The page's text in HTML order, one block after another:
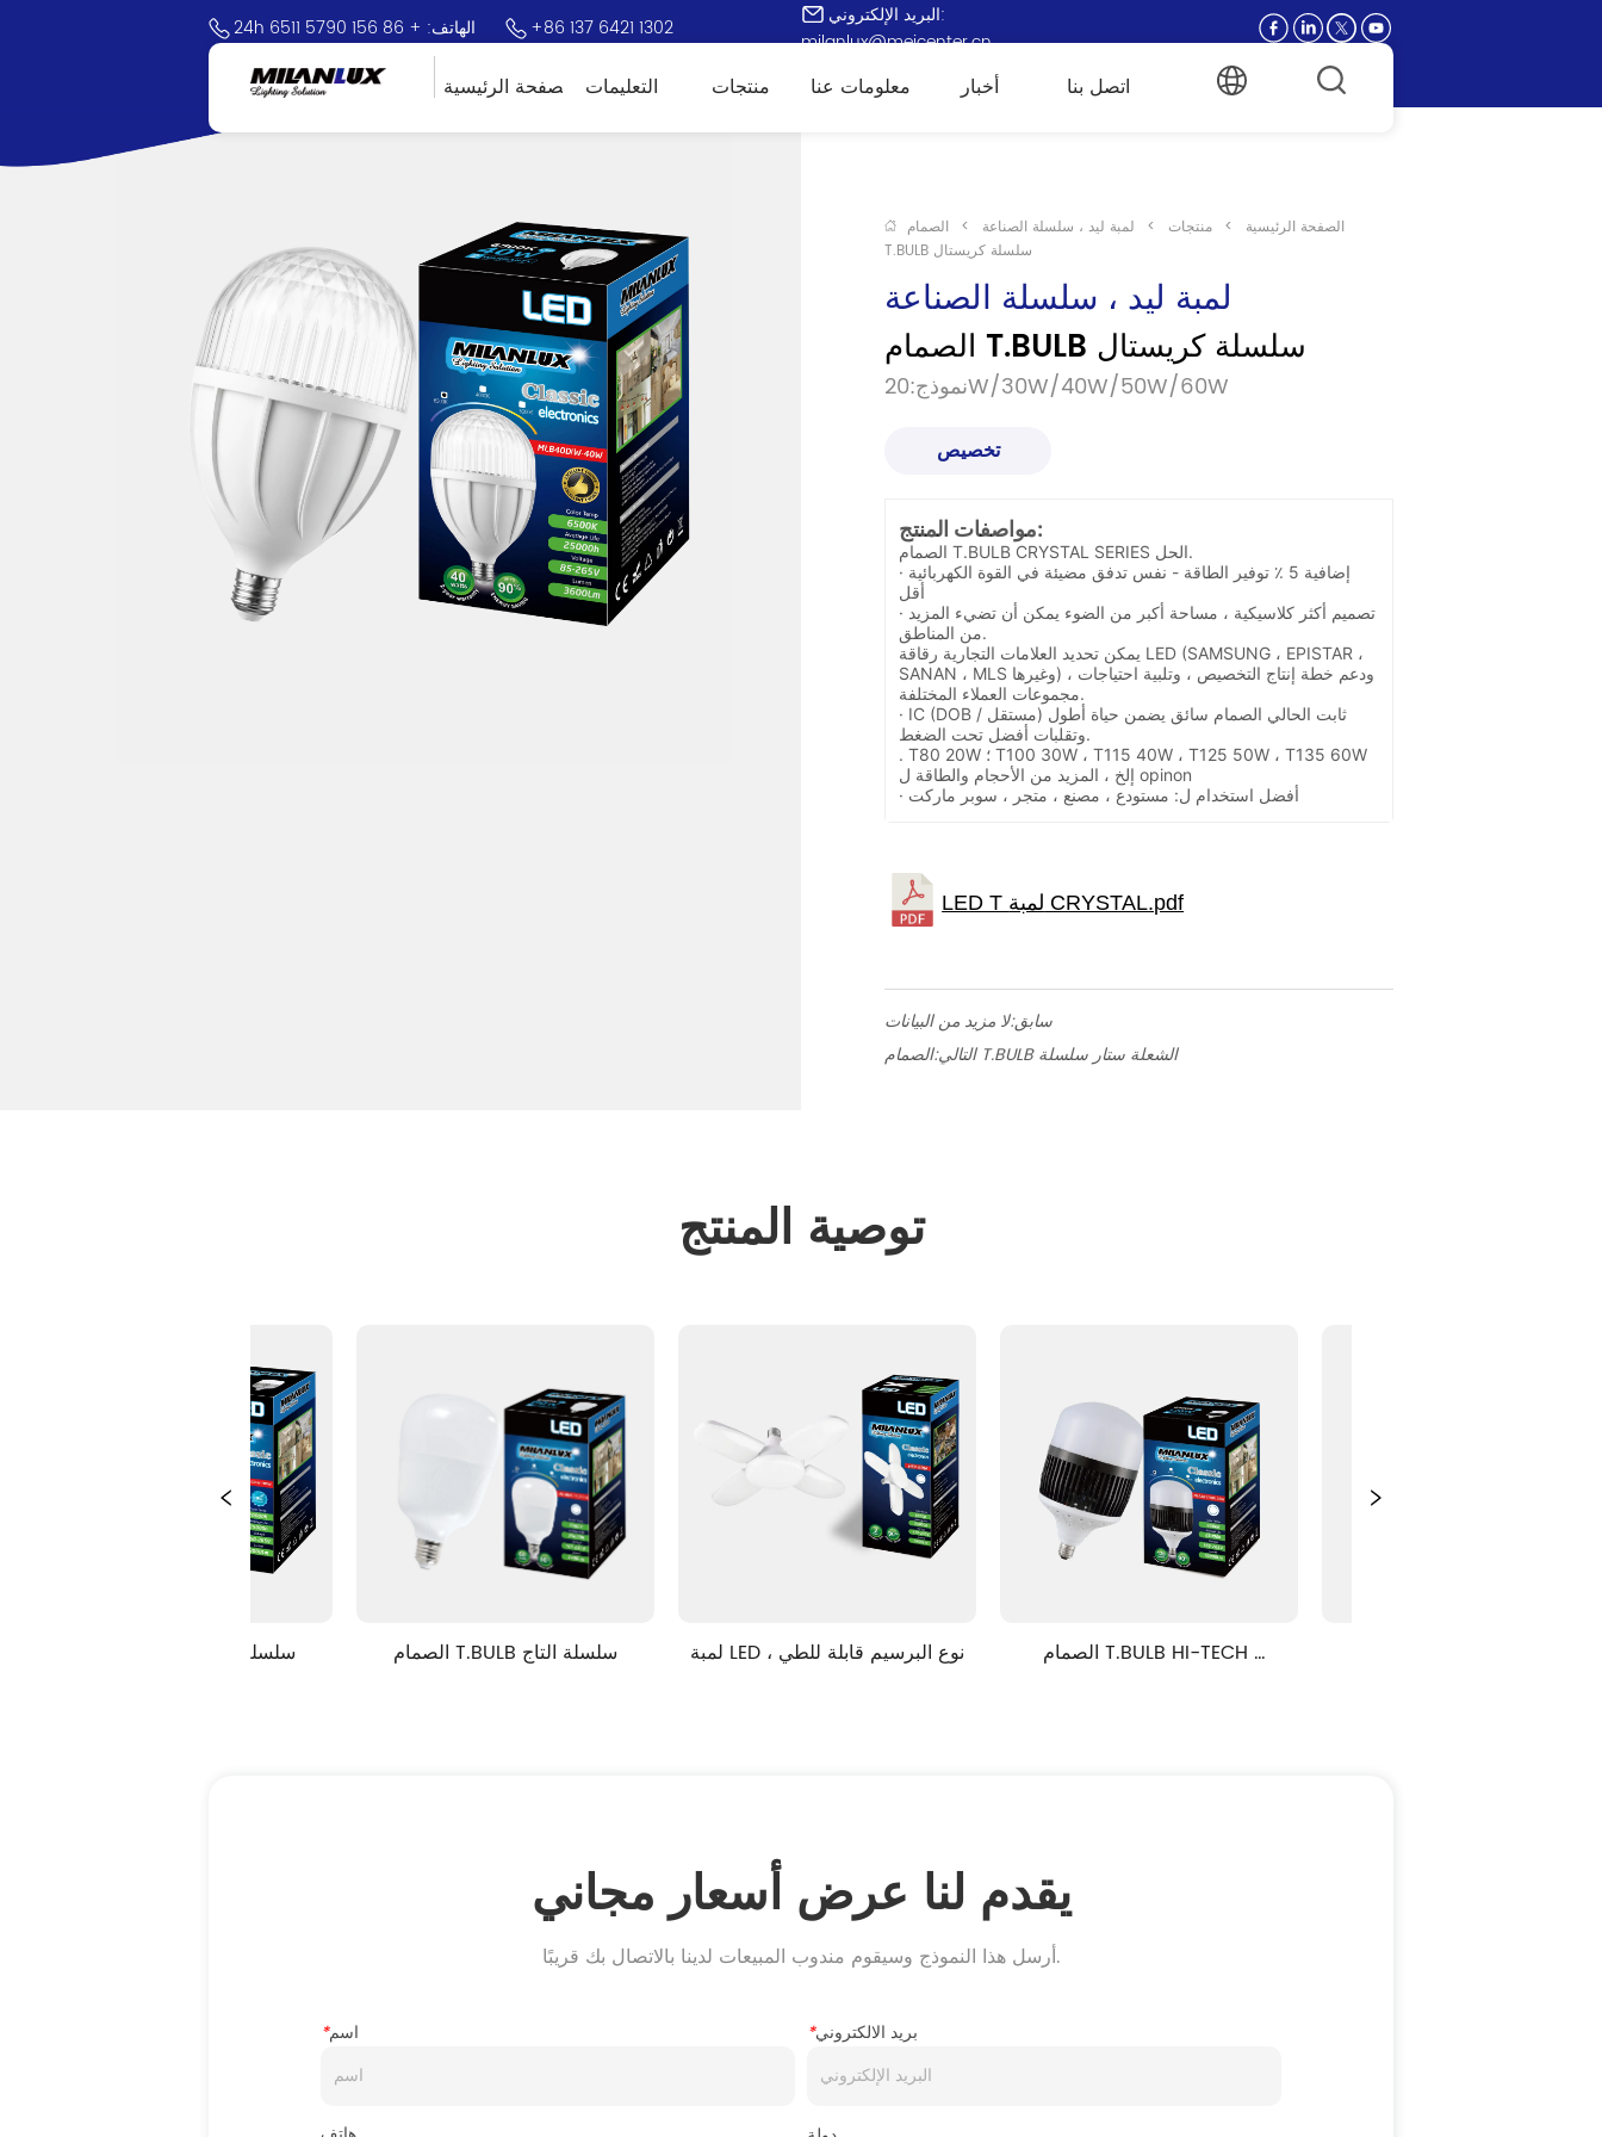
24h الهاتف: + 86 156 5790 6511 +86 137 6421 1302
البريد الإلكتروني:
milanlux@meicenter.cn
الصفحة الرئيسية التعليمات منتجات معلومات عنا أخبار اتصل بنا
الصفحة الرئيسية > منتجات > لمبة ليد ، سلسلة الصناعة >
الصمام
T.BULB سلسلة كريستال
لمبة ليد ، سلسلة الصناعة
الصمام T.BULB سلسلة كريستال
نموذج:20W/30W/40W/50W/60W
تخصيص
مواصفات المنتج:
الصمام T.BULB CRYSTAL SERIES الحل.
· إضافية 5 ٪ توفير الطاقة - نفس تدفق مضيئة في القوة الكهربائية
أقل
· تصميم أكثر كلاسيكية ، مساحة أكبر من الضوء يمكن أن تضيء المزيد
من المناطق.
يمكن تحديد العلامات التجارية رقاقة LED (SAMSUNG ، EPISTAR ،
SANAN ، MLS وغيرها) ، ودعم خطة إنتاج التخصيص ، وتلبية احتياجات
مجموعات العملاء المختلفة.
· IC (DOB / مستقل) ثابت الحالي الصمام سائق يضمن حياة أطول
وتقلبات أفضل تحت الضغط.
. T80 20W ؛ T100 30W ، T115 40W ، T125 50W ، T135 60W
إلخ ، المزيد من الأحجام والطاقة ل opinon
· أفضل استخدام ل: مستودع ، مصنع ، متجر ، سوبر ماركت
سابق:لا مزيد من البيانات
التالي:
الصمام T.BULB الشعلة ستار سلسلة
توصية المنتج
الصمام T.BULB سلسلة التاج لمبة LED ، نوع البرسيم قابلة للطي
الصمام T.BULB HI-TECH
الصمام T.BULB عالية الطاقة
يقدم لنا عرض أسعار مجاني
أرسل هذا النموذج وسيقوم مندوب المبيعات لدينا بالاتصال بك قريبًا.
*اسم *بريد الالكتروني